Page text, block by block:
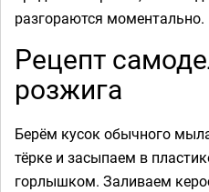
разгораются моментально.
Рецепт
розжига
Берём кусок обычного
тёрке и засыпаем в
горлышком. Заливаем